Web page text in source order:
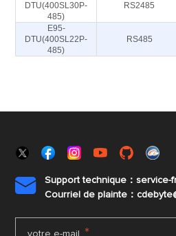
DTU(400SL30P-
485)
RS2485
E95-
DTU(400SL22P-
485)
RS485

Support technique：service-
Courriel de plainte：cdebyte
votre e-mail